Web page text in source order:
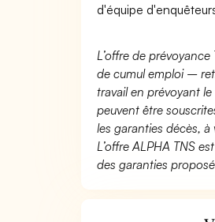
d'équipe
L’offre de
de cumul emploi –
travail en prévoyant
peuvent être
les garanties décès,
L’offre ALPHA TNS
des garanties